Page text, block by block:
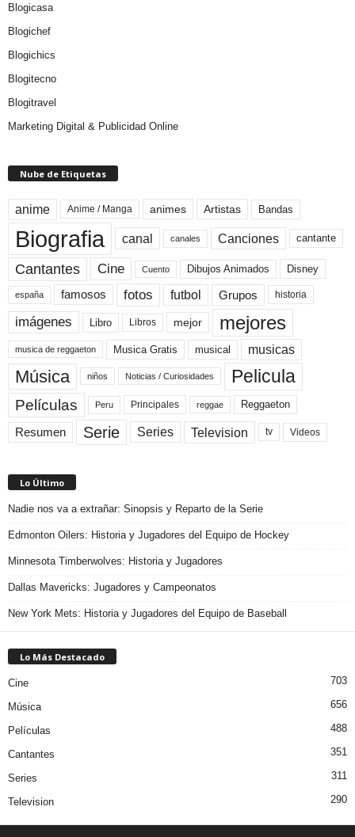
Blogicasa
Blogichef
Blogichics
Blogitecno
Blogitravel
Marketing Digital & Publicidad Online
Nube de Etiquetas
anime Anime / Manga animes Artistas Bandas
Biografia canal canales Canciones cantante
Cantantes Cine Cuento Dibujos Animados Disney
españa famosos fotos futbol Grupos historia
imágenes Libro Libros mejor mejores
musica de reggaeton Musica Gratis musical musicas
Música niños Noticias / Curiosidades Pelicula
Películas Peru Principales reggae Reggaeton
Resumen Serie Series Television tv Videos
Lo Último
Nadie nos va a extrañar: Sinopsis y Reparto de la Serie
Edmonton Oilers: Historia y Jugadores del Equipo de Hockey
Minnesota Timberwolves: Historia y Jugadores
Dallas Mavericks: Jugadores y Campeonatos
New York Mets: Historia y Jugadores del Equipo de Baseball
Lo Más Destacado
Cine 703
Música 656
Películas 488
Cantantes 351
Series 311
Television 290